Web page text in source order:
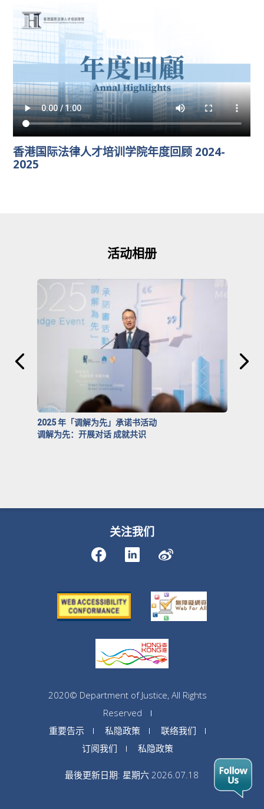
香港国际法律人才培训学院年度回顾 2024-
2025
活动相册
2025 年「调解为先」承诺书活动
调解为先：开展对话 成就共识
关注我们
2020© Department of Justice, All Rights
Reserved
重要告示
私隐政策
联络我们
订阅我们
私隐政策
最後更新日期: 星期六 2026.07.18